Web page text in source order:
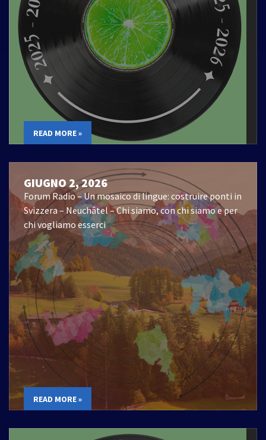
READ MORE »
GIUGNO 2, 2026
Forum Radio – Un mosaico di lingue: costruire ponti in
Svizzera – Neuchâtel – Chi siamo, con chi siamo e per
chi vogliamo esserci
READ MORE »